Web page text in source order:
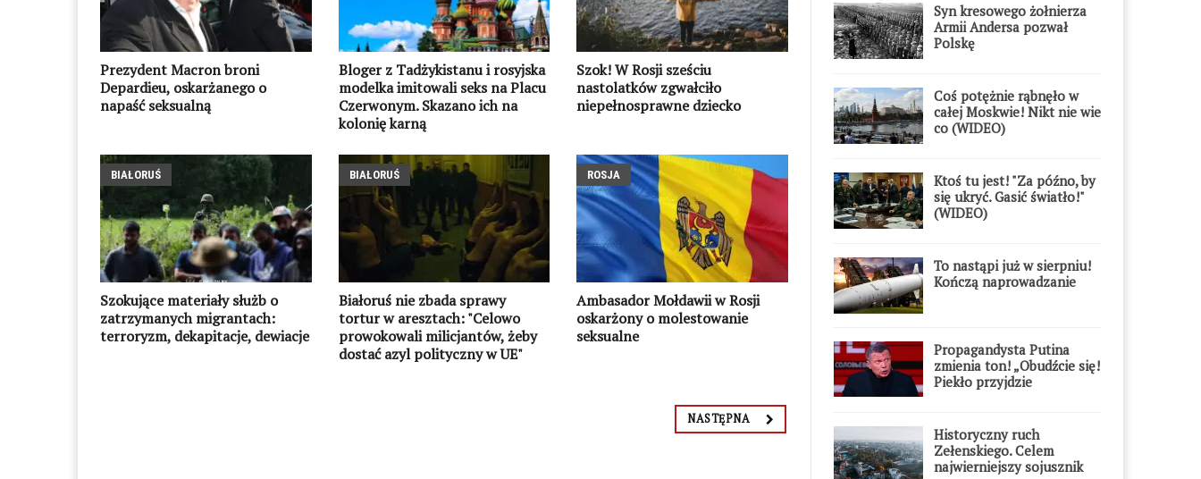
Prezydent Macron broni
Depardieu, oskarżanego o
napaść seksualną
Bloger z Tadżykistanu i rosyjska
modelka imitowali seks na Placu
Czerwonym. Skazano ich na
kolonię karną
Szok! W Rosji sześciu
nastolatków zgwałciło
niepełnosprawne dziecko
BIAŁORUŚ
Szokujące materiały służb o
zatrzymanych migrantach:
terroryzm, dekapitacje, dewiacje
BIAŁORUŚ
Białoruś nie zbada sprawy
tortur w aresztach: "Celowo
prowokowali milicjantów, żeby
dostać azyl polityczny w UE"
ROSJA
Ambasador Mołdawii w Rosji
oskarżony o molestowanie
seksualne
NASTĘPNA
Syn kresowego żołnierza
Armii Andersa pozwał
Polskę
Coś potężnie rąbnęło w
całej Moskwie! Nikt nie wie
co (WIDEO)
Ktoś tu jest! "Za późno, by
się ukryć. Gasić światło!"
(WIDEO)
To nastąpi już w sierpniu!
Kończą naprowadzanie
Propagandysta Putina
zmienia ton! „Obudźcie się!
Piekło przyjdzie
Historyczny ruch
Zełenskiego. Celem
najwierniejszy sojusznik